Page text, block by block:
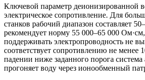
Ключевой параметр деионизированной
электрическое сопротивление. Для
станков рабочий диапазон составляет
рекомендует норму 55 000–65 000
поддерживать электропроводность не
соответствует сопротивлению не менее
падении ниже заданного порога система
прогоняет воду через ионообменный